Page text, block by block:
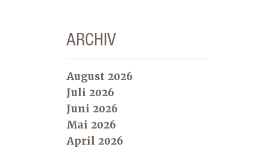
ARCHIV
August 2026
Juli 2026
Juni 2026
Mai 2026
April 2026